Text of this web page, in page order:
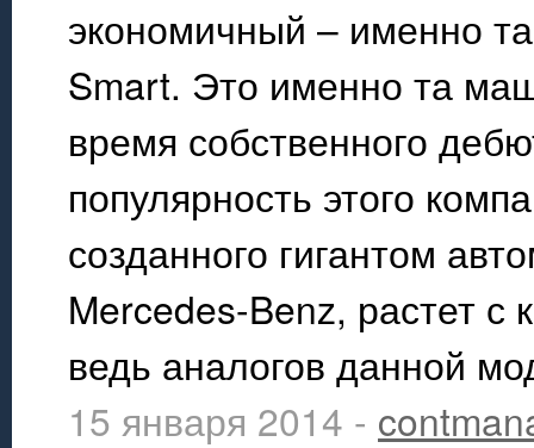
экономичный – именно
Smart. Это именно та
время собственного
популярность этого
созданного гигантом
Mercedes-Benz, растет
ведь аналогов данной
15 января 2014 -